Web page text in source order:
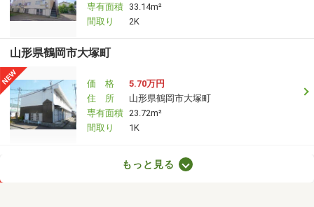
専有面積 33.14m²
間取り
2K
山形県鶴岡市大塚町
価 格
5.70万円
住 所
山形県鶴岡市大塚町
専有面積 23.72m²
間取り
1K
山形県山形市桧町１丁目もっと見る